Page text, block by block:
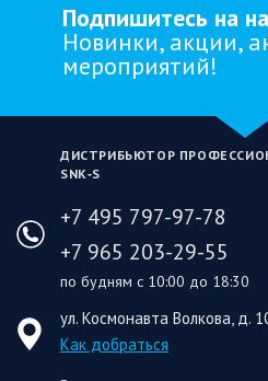
Подпишитесь на
Новинки, акции,
мероприятий!
ДИСТРИБЬЮТОР
SNK‑S
+7 495 797-97-78
+7 965 203-29-55
по будням с 10:00 до 18:30
ул. Космонавта Волкова, д.
Как добраться